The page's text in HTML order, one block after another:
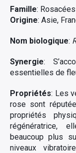
Famille: Rosacées
Origine: Asie,
Nom biologique:
Synergie:
essentielles de
Propriétés: Les
rose sont
propriétés
régénératrice,
beaucoup plus
niveaux